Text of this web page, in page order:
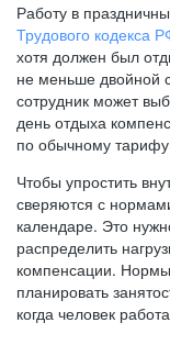
Работу в
Трудового кодекса
хотя должен был
не меньше двойной
сотрудник может
день отдыха
по обычному
Чтобы упростить
сверяются с
календаре. Это
распределить
компенсации.
планировать
когда человек